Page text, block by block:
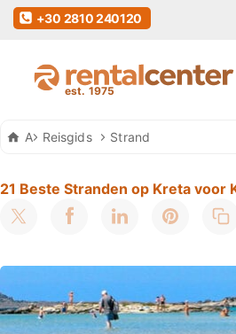
Auto Huren Kreta
Reisgids Strand
21 Beste Stranden op Kreta voor
+30 2810 240120